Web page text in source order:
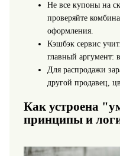
Не все купоны на
проверяйте
оформления.
Кэшбэк сервис
главный аргумент:
Для распродажи
другой продавец,
Как устроена
принципы и